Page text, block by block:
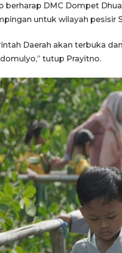
berharap DMC Dompet
untuk wilayah pesisir
Daerah akan terbuka
tutup Prayitno.